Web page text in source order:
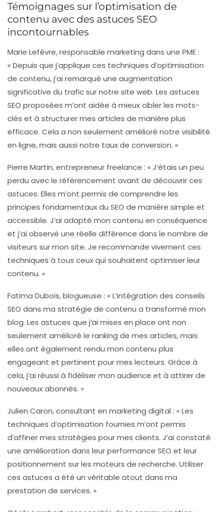
Témoignages sur l’optimisation de
contenu avec des astuces SEO
incontournables
Marie Lefèvre, responsable marketing dans une PME :
« Depuis que j’applique ces techniques d’optimisation
de contenu, j’ai remarqué une augmentation
significative du trafic sur notre site web. Les astuces
SEO proposées m’ont aidée à mieux cibler les mots-
clés et à structurer mes articles de manière plus
efficace. Cela a non seulement amélioré notre visibilité
en ligne, mais aussi notre taux de conversion. »
Pierre Martin, entrepreneur freelance : « J’étais un peu
perdu avec le référencement avant de découvrir ces
astuces. Elles m’ont permis de comprendre les
principes fondamentaux du SEO de manière simple et
accessible. J’ai adapté mon contenu en conséquence
et j’ai observé une réelle différence dans le nombre de
visiteurs sur mon site. Je recommande vivement ces
techniques à tous ceux qui souhaitent optimiser leur
contenu. »
Fatima Dubois, blogueuse : « L’intégration des conseils
SEO dans ma stratégie de contenu a transformé mon
blog. Les astuces que j’ai mises en place ont non
seulement amélioré le ranking de mes articles, mais
elles ont également rendu mon contenu plus
engageant et pertinent pour mes lecteurs. Grâce à
cela, j’ai réussi à fidéliser mon audience et à attirer de
nouveaux abonnés. »
Julien Caron, consultant en marketing digital : « Les
techniques d’optimisation fournies m’ont permis
d’affiner mes stratégies pour mes clients. J’ai constaté
une amélioration dans leurperformance SEO et leur
positionnement sur les moteurs de recherche. Utiliser
ces astuces a été un véritable atout dans ma
prestation de services. »